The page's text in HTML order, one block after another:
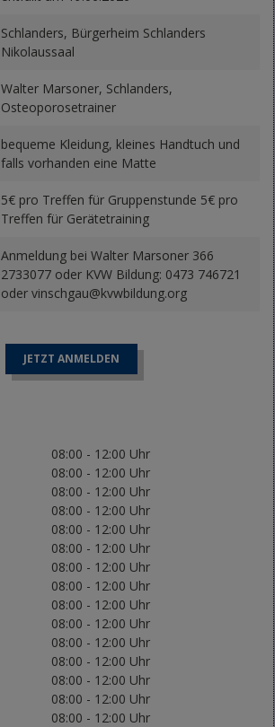
Schlanders, Bürgerheim Schlanders
Nikolaussaal
Walter Marsoner, Schlanders,
Osteoporosetrainer
bequeme Kleidung, kleines Handtuch und
falls vorhanden eine Matte
5€ pro Treffen für Gruppenstunde 5€ pro
Treffen für Gerätetraining
Anmeldung bei Walter Marsoner 366
2733077 oder KVW Bildung: 0473 746721
oder vinschgau@kvwbildung.org
JETZT ANMELDEN
08:00 - 12:00 Uhr
08:00 - 12:00 Uhr
08:00 - 12:00 Uhr
08:00 - 12:00 Uhr
08:00 - 12:00 Uhr
08:00 - 12:00 Uhr
08:00 - 12:00 Uhr
08:00 - 12:00 Uhr
08:00 - 12:00 Uhr
08:00 - 12:00 Uhr
08:00 - 12:00 Uhr
08:00 - 12:00 Uhr
08:00 - 12:00 Uhr
08:00 - 12:00 Uhr
08:00 - 12:00 Uhr